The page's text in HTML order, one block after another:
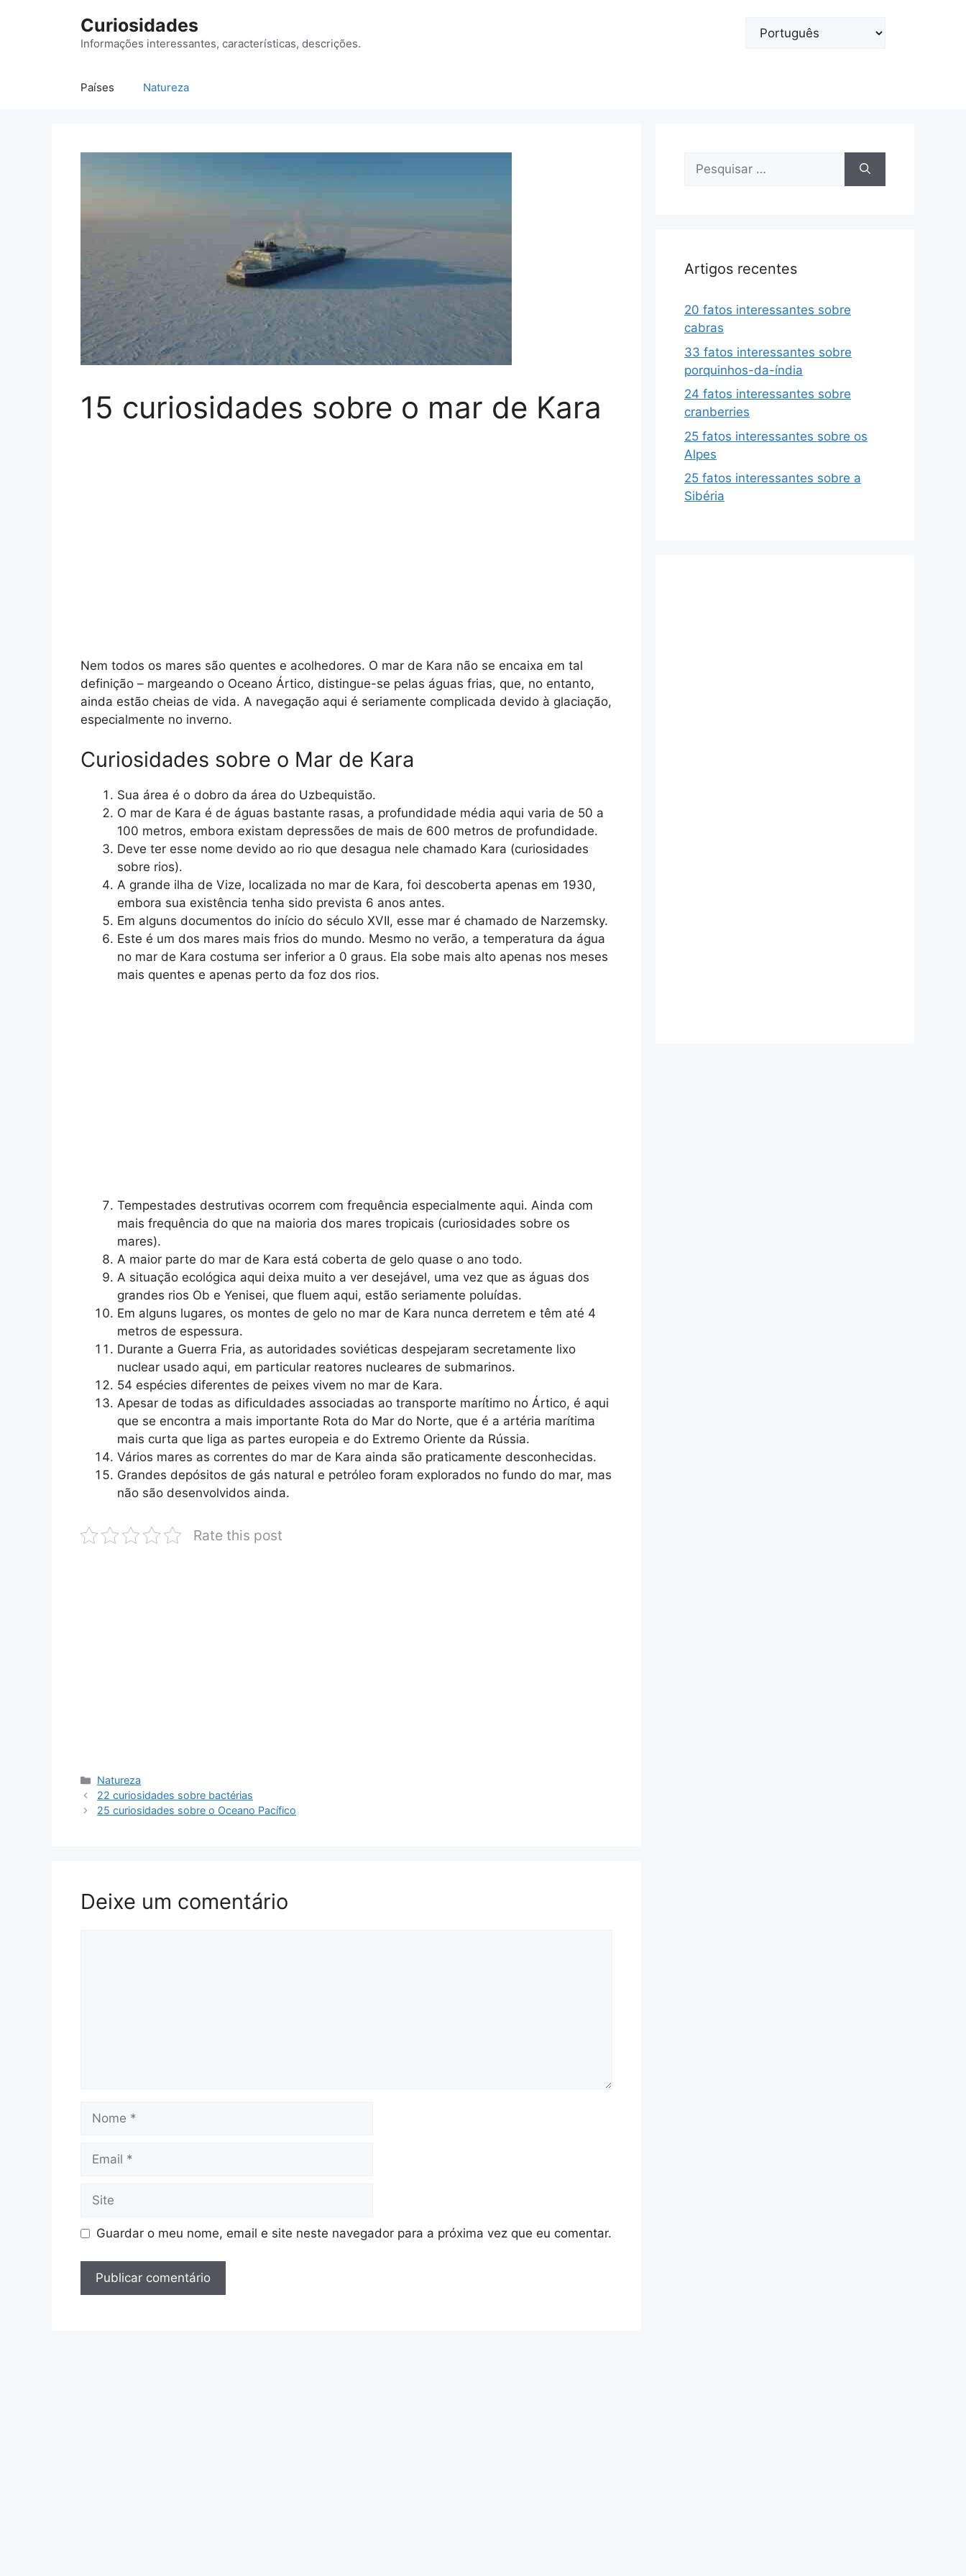
Curiosidades
Informações interessantes, características, descrições.
Escolha
Países Natureza
15 curiosidades sobre o mar de Kara
Nem todos os mares são quentes e acolhedores. O mar de Kara não se encaixa em tal
definição – margeando o Oceano Ártico, distingue-se pelas águas frias, que, no entanto,
ainda estão cheias de vida. A navegação aqui é seriamente complicada devido à glaciação,
especialmente no inverno.
Curiosidades sobre o Mar de Kara
Sua área é o dobro da área do Uzbequistão.
O mar de Kara é de águas bastante rasas, a profundidade média aqui varia de 50 a
100 metros, embora existam depressões de mais de 600 metros de profundidade.
Deve ter esse nome devido ao rio que desagua nele chamado Kara (curiosidades
sobre rios).
A grande ilha de Vize, localizada no mar de Kara, foi descoberta apenas em 1930,
embora sua existência tenha sido prevista 6 anos antes.
Em alguns documentos do início do século XVII, esse mar é chamado de Narzemsky.
Este é um dos mares mais frios do mundo. Mesmo no verão, a temperatura da água
no mar de Kara costuma ser inferior a 0 graus. Ela sobe mais alto apenas nos meses
mais quentes e apenas perto da foz dos rios.
Tempestades destrutivas ocorrem com frequência especialmente aqui. Ainda com
mais frequência do que na maioria dos mares tropicais (curiosidades sobre os
mares).
A maior parte do mar de Kara está coberta de gelo quase o ano todo.
A situação ecológica aqui deixa muito a ver desejável, uma vez que as águas dos
grandes rios Ob e Yenisei, que fluem aqui, estão seriamente poluídas.
Em alguns lugares, os montes de gelo no mar de Kara nunca derretem e têm até 4
metros de espessura.
Durante a Guerra Fria, as autoridades soviéticas despejaram secretamente lixo
nuclear usado aqui, em particular reatores nucleares de submarinos.
54 espécies diferentes de peixes vivem no mar de Kara.
Apesar de todas as dificuldades associadas ao transporte marítimo no Ártico, é aqui
que se encontra a mais importante Rota do Mar do Norte, que é a artéria marítima
mais curta que liga as partes europeia e do Extremo Oriente da Rússia.
Vários mares as correntes do mar de Kara ainda são praticamente desconhecidas.
Grandes depósitos de gás natural e petróleo foram explorados no fundo do mar, mas
não são desenvolvidos ainda.
Rate this post
Categorias
Natureza
22 curiosidades sobre bactérias
25 curiosidades sobre o Oceano Pacífico
Deixe um comentário
Nome
Email
Site
Guardar o meu nome, email e site neste navegador para a próxima vez que eu comentar.
Pesquisar
Artigos recentes
20 fatos interessantes sobre
cabras
33 fatos interessantes sobre
porquinhos-da-índia
24 fatos interessantes sobre
cranberries
25 fatos interessantes sobre os
Alpes
25 fatos interessantes sobre a
Sibéria